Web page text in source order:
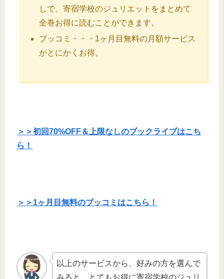
しで、寄宿学校のジュリエットをまとめて
全巻お得に読むことができます。
ブッコミ・・・1ヶ月目無料の月額サービス
がとにかくお得。
＞＞初回70%OFF＆上限なしのブックライブはこち
ら！
＞＞1ヶ月目無料のブッコミはこちら！
以上のサービスから、好みの方を選んで